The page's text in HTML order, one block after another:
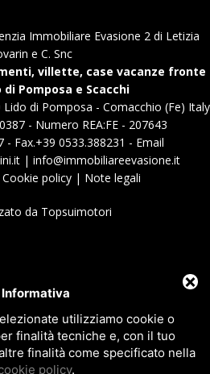
Immobiliare Evasione 2 di Letizia
e C. Snc
villette, case vacanze fronte
di Pomposa e Scacchi
di Pomposa - Comacchio (Fe) Italy
- Numero REA:FE - 207643
- Fax.+39 0533.388231 - Email
| info@immobiliareevasione.it
Cookie policy| Note legali
da Topsuimotori
Informativa
utilizziamo cookie o
finalità tecniche e, con il tuo
finalità come specificato nella
policy.